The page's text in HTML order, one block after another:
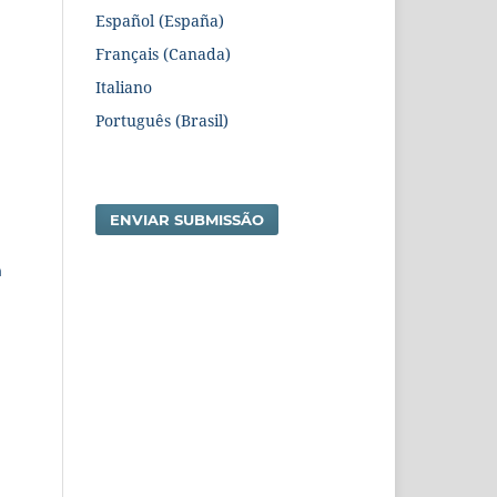
Español (España)
Français (Canada)
Italiano
Português (Brasil)
ENVIAR SUBMISSÃO